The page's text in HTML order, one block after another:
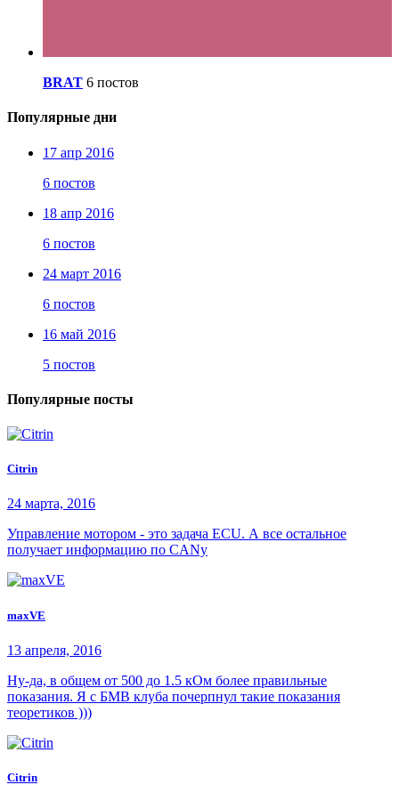
BRAT 6 постов
Популярные дни
17 апр 2016
6 постов
18 апр 2016
6 постов
24 март 2016
6 постов
16 май 2016
5 постов
Популярные посты
Citrin
24 марта, 2016
Управление мотором - это задача ECU. А все остальное
получает информацию по CANу
maxVE
13 апреля, 2016
Ну-да, в общем от 500 до 1.5 кОм более правильные
показания. Я с БМВ клуба почерпнул такие показания
теоретиков )))
Citrin